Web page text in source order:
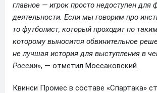
главное — игрок просто недоступен для
деятельности. Если мы говорим про
то футболист, который проходит по
которому выносится обвинительное
не лучшая история для выступления в
России», — отметил Моссаковский.
Квинси Промес в составе «Спартака»